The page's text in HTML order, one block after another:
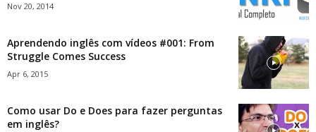
Nov 20, 2014
Aprendendo inglês com vídeos #001: From
Struggle Comes Success
Apr 6, 2015
Como usar Do e Does para fazer perguntas
em inglês?